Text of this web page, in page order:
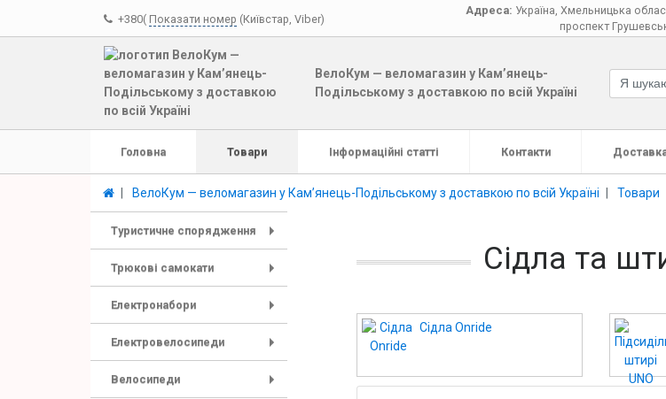
+380( Показати номер (Київстар, Viber)
Адреса: Україна Хмельницька
проспект
ВелоКум — веломагазин у Кам’янець-
Подільському з доставкою по всій Україні
Головна Товари Інформаційні статті Контакти
ВелоКум — веломагазин у Кам’янець-Подільському з доставкою по всій Україні Товари
Туристичне спорядження
Трюкові самокати
Електронабори
Електровелосипеди
Велосипеди
Сідла та
Сідла Onride